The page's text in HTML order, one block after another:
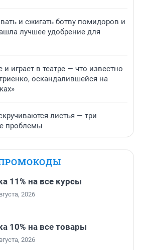
и сжигать ботву помидоров и
лучшее удобрение для
и играет в театре — что известно
оскандалившейся на
листья — три
проблемы
11% на все курсы
2026
10% на все товары
2026